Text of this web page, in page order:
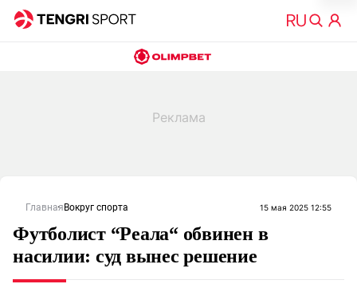
Главная Вокруг спорта 15 мая 2025 12:55
Футболист “Реала“ обвинен в
насилии: суд вынес решение